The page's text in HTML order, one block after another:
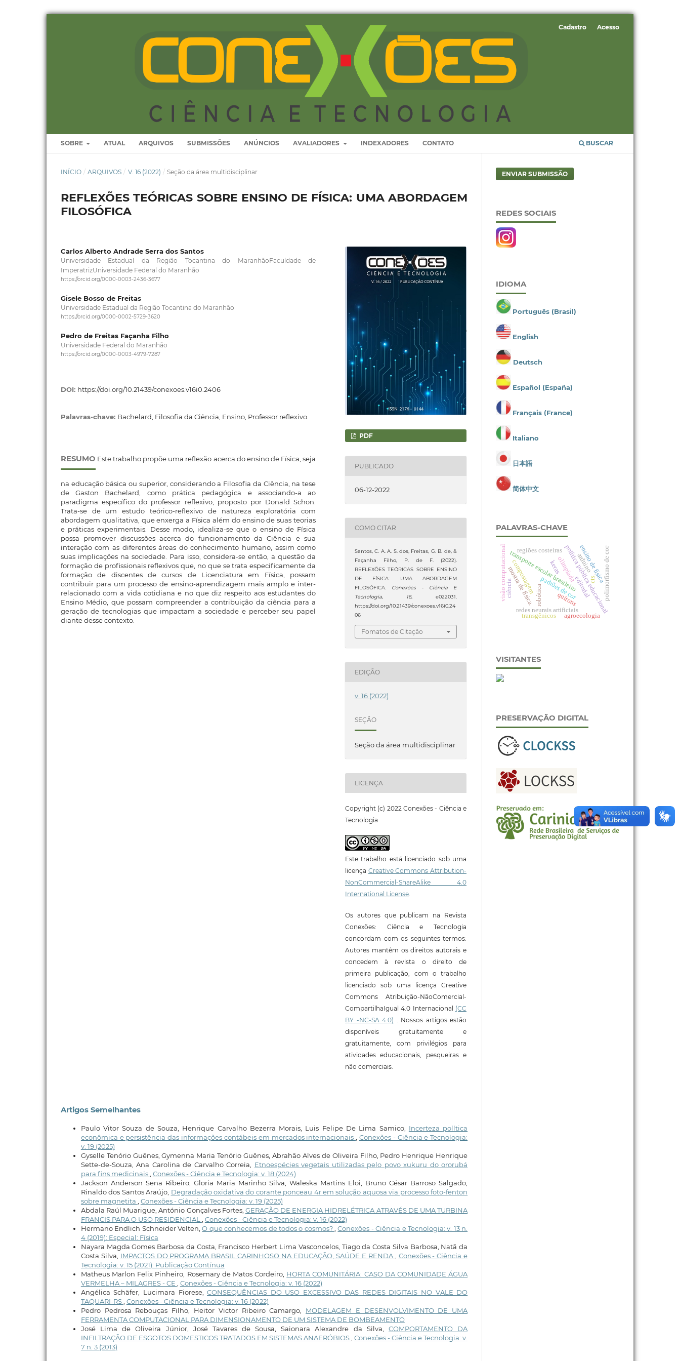
SOBRE ATUAL ARQUIVOS SUBMISSÕES ANÚNCIOS AVALIADORES INDEXADORES CONTATO BUSCAR
Cadastro Acesso
INÍCIO / ARQUIVOS / V. 16 (2022) / Seção da área multidisciplinar
REFLEXÕES TEÓRICAS SOBRE ENSINO DE FÍSICA: UMA ABORDAGEM
FILOSÓFICA
Carlos Alberto Andrade Serra dos Santos
Universidade Estadual da Região Tocantina do MaranhãoFaculdade de
ImperatrizUniversidade Federal do Maranhão
https://orcid.org/0000-0003-2436-3677
Gisele Bosso de Freitas
Universidade Estadual da Região Tocantina do Maranhão
https://orcid.org/0000-0002-5729-3620
Pedro de Freitas Façanha Filho
Universidade Federal do Maranhão
https://orcid.org/0000-0003-4979-7287
DOI: https://doi.org/10.21439/conexoes.v16i0.2406
Palavras-chave: Bachelard, Filosofia da Ciência, Ensino, Professor reflexivo.
RESUMO Este trabalho propõe uma reflexão acerca do ensino de Física, seja
na educação básica ou superior, considerando a Filosofia da Ciência, na tese
de Gaston Bachelard, como prática pedagógica e associando-a ao
paradigma específico do professor reflexivo, proposto por Donald Schön.
Trata-se de um estudo teórico-reflexivo de natureza exploratória com
abordagem qualitativa, que enxerga a Física além do ensino de suas teorias
e práticas experimentais. Desse modo, idealiza-se que o ensino de Física
possa promover discussões acerca do funcionamento da Ciência e sua
interação com as diferentes áreas do conhecimento humano, assim como
suas implicações na sociedade. Para isso, considera-se então, a questão da
formação de profissionais reflexivos que, no que se trata especificamente da
formação de discentes de cursos de Licenciatura em Física, possam
contribuir para um processo de ensino-aprendizagem mais amplo e inter-
relacionado com a vida cotidiana e no que diz respeito aos estudantes do
Ensino Médio, que possam compreender a contribuição da ciência para a
geração de tecnologias que impactam a sociedade e perceber seu papel
diante desse contexto.
PDF
PUBLICADO
06-12-2022
COMO CITAR
Santos, C. A. A. S. dos, Freitas, G. B. de, &
Façanha Filho, P. de F. (2022).
REFLEXÕES TEÓRICAS SOBRE ENSINO
DE FÍSICA: UMA ABORDAGEM
FILOSÓFICA.
Conexões - Ciência E
Tecnologia, 16, e022031.
https://doi.org/10.21439/conexoes.v16i0.24
06
Fomatos de Citação
EDIÇÃO
v. 16 (2022)
SEÇÃO
Seção da área multidisciplinar
LICENÇA
Copyright (c) 2022 Conexões - Ciência e
Tecnologia
Este trabalho está licenciado sob uma
licença Creative Commons Attribution-
NonCommercial-ShareAlike 4.0
International License.
Os autores que publicam na Revista
Conexões: Ciência e Tecnologia
concordam com os seguintes termos:
Autores mantêm os direitos autorais e
concedem à revista o direito de
primeira publicação, com o trabalho
licenciado sob uma licença Creative
Commons Atribuição-NãoComercial-
CompartilhaIgual 4.0 Internacional (CC
BY -NC-SA 4.0) . Nossos artigos estão
disponíveis gratuitamente e
gratuitamente, com privilégios para
atividades educacionais, pesqueiras e
não comerciais.
Artigos Semelhantes
Paulo Vitor Souza de Souza, Henrique Carvalho Bezerra Morais, Luis Felipe De Lima Samico, Incerteza política
econômica e persistência das informações contábeis em mercados internacionais, Conexões - Ciência e Tecnologia:
v. 19 (2025)
Gyselle Tenório Guênes, Gymenna Maria Tenório Guênes, Abrahão Alves de Oliveira Filho, Pedro Henrique Henrique
Sette-de-Souza, Ana Carolina de Carvalho Correia, Etnoespécies vegetais utilizadas pelo povo xukuru do ororubá
para fins medicinais, Conexões - Ciência e Tecnologia: v. 18 (2024)
Jackson Anderson Sena Ribeiro, Gloria Maria Marinho Silva, Waleska Martins Eloi, Bruno César Barroso Salgado,
Rinaldo dos Santos Araújo, Degradação oxidativa do corante ponceau 4r em solução aquosa via processo foto-fenton
sobre magnetita , Conexões - Ciência e Tecnologia: v. 19 (2025)
Abdala Raúl Muarigue, António Gonçalves Fortes, GERAÇÃO DE ENERGIA HIDRELÉTRICA ATRAVÉS DE UMA TURBINA
FRANCIS PARA O USO RESIDENCIAL, Conexões - Ciência e Tecnologia: v. 16 (2022)
Hermano Endlich Schneider Velten,O que conhecemos de todos o cosmos?,Conexões - Ciência e Tecnologia: v. 13 n.
4 (2019): Especial: Física
Nayara Magda Gomes Barbosa da Costa, Francisco Herbert Lima Vasconcelos, Tiago da Costa Silva Barbosa, Natã da
Costa Silva, IMPACTOS DO PROGRAMA BRASIL CARINHOSO NA EDUCAÇÃO, SAÚDE E RENDA , Conexões - Ciência e
Tecnologia: v. 15 (2021): Publicação Contínua
Matheus Marlon Felix Pinheiro, Rosemary de Matos Cordeiro, HORTA COMUNITÁRIA: CASO DA COMUNIDADE ÁGUA
VERMELHA – MILAGRES - CE , Conexões - Ciência e Tecnologia: v. 16 (2022)
Angélica Schäfer, Lucimara Fiorese,CONSEQUÊNCIAS DO USO EXCESSIVO DAS REDES DIGITAIS NO VALE DO
TAQUARI-RS, Conexões - Ciência e Tecnologia: v. 16 (2022)
Pedro Pedrosa Rebouças Filho, Heitor Victor Ribeiro Camargo, MODELAGEM E DESENVOLVIMENTO DE UMA
FERRAMENTA COMPUTACIONAL PARA DIMENSIONAMENTO DE UM SISTEMA DE BOMBEAMENTO
José Lima de Oliveira Júnior, José Tavares de Sousa, Saionara Alexandre da Silva, COMPORTAMENTO DA
INFILTRAÇÃO DE ESGOTOS DOMESTICOS TRATADOS EM SISTEMAS ANAERÓBIOS,Conexões - Ciência e Tecnologia: v.
7 n. 3 (2013)
ENVIAR SUBMISSÃO
REDES SOCIAIS
IDIOMA
Português (Brasil)
English
Deutsch
Español (España)
Français (France)
Italiano
日本語
简体中文
PALAVRAS-CHAVE
editorial
olimpíada
política pública educacional
transporte escolar brasileiro
padrões de cor polimorfismo de cor
quítons
regiões costeiras
robótica
redes neurais artificiais
visão computacional keras
mostra de física.
transgênicos
cts.
agroecologia
compostagem ensino de física
ciência
arduino
VISITANTES
PRESERVAÇÃO DIGITAL